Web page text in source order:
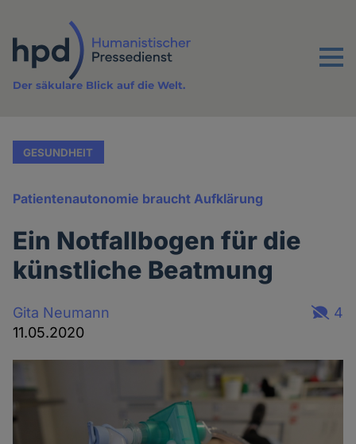
Inhalt
Menu
Der säkulare Blick auf die Welt.
GESUNDHEIT
Patientenautonomie braucht Aufklärung
Ein Notfallbogen für die
künstliche Beatmung
Gita Neumann
11.05.2020
4